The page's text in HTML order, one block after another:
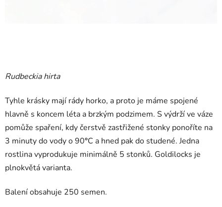
Rudbeckia hirta
Tyhle krásky mají rády horko, a proto je máme spojené
hlavně s koncem léta a brzkým podzimem. S výdrží ve váze
pomůže spaření, kdy čerstvě zastřižené stonky ponoříte na
3 minuty do vody o 90°C a hned pak do studené. Jedna
rostlina vyprodukuje minimálně 5 stonků. Goldilocks je
plnokvětá varianta.
Balení obsahuje 250 semen.